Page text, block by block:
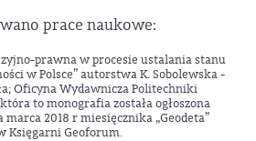
prace naukowe:
prawna w procesie ustalania stanu
w Polsce” autorstwa K. Sobolewska -
Oficyna Wydawnicza Politechniki
to monografia została ogłoszona
2018 r miesięcznika „Geodeta”
Księgarni Geoforum.